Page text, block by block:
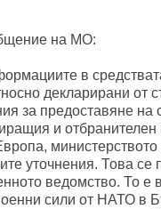
на МО:
в
декларирани от
за предоставяне на
и отбранителен
министерството
уточнения. Това се
ведомство. То е
сили от НАТО в